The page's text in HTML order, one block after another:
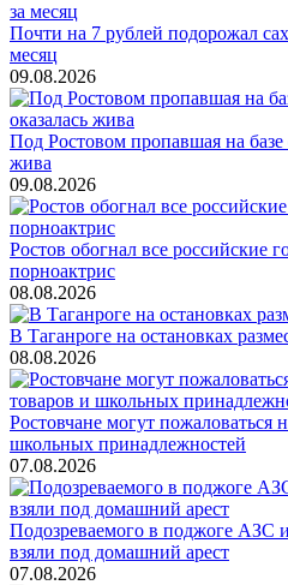
Почти на 7 рублей подорожал
месяц
09.08.2026
Под Ростовом пропавшая на
жива
09.08.2026
Ростов обогнал все российские
порноактрис
08.08.2026
В Таганроге на остановках
08.08.2026
Ростовчане могут пожаловаться
школьных принадлежностей
07.08.2026
Подозреваемого в поджоге АЗС
взяли под домашний арест
07.08.2026